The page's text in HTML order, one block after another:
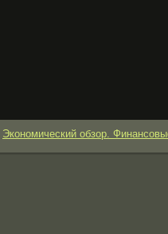
Экономический обзор.